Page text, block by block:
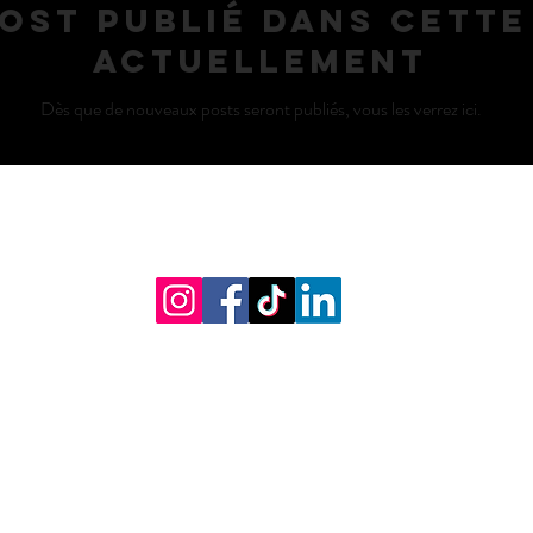
publié dans
actuellement
Dès que de nouveaux posts seront publiés, vous les verrez ici.